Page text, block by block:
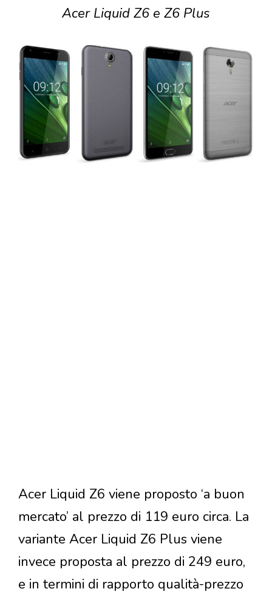
Acer Liquid Z6 e Z6 Plus
Acer Liquid Z6 viene proposto ‘a buon
mercato’ al prezzo di 119 euro circa. La
variante Acer Liquid Z6 Plus viene
invece proposta al prezzo di 249 euro,
e in termini di rapporto qualità-prezzo